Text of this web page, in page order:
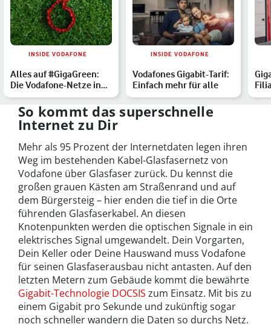
INSIDE VODAFONE
Alles auf #GigaGreen:
Die Vodafone-Netze in
Europa funken mit 100…
INSIDE VODAFONE
Vodafones Gigabit-Tarif:
Einfach mehr für alle
So kommt das superschnelle
Internet zu Dir
Mehr als 95 Prozent der Internetdaten legen ihren
Weg im bestehenden Kabel-Glasfasernetz von
Vodafone über Glasfaser zurück. Du kennst die
großen grauen Kästen am Straßenrand und auf
dem Bürgersteig – hier enden die tief in die Orte
führenden Glasfaserkabel. An diesen
Knotenpunkten werden die optischen Signale in ein
elektrisches Signal umgewandelt. Dein Vorgarten,
Dein Keller oder Deine Hauswand muss Vodafone
für seinen Glasfaserausbau nicht antasten. Auf den
letzten Metern zum Gebäude kommt die bewährte
Gigabit-Technologie DOCSIS zum Einsatz. Mit bis zu
einem Gigabit pro Sekunde und zukünftig sogar
noch schneller wandern die Daten so durchs Netz.